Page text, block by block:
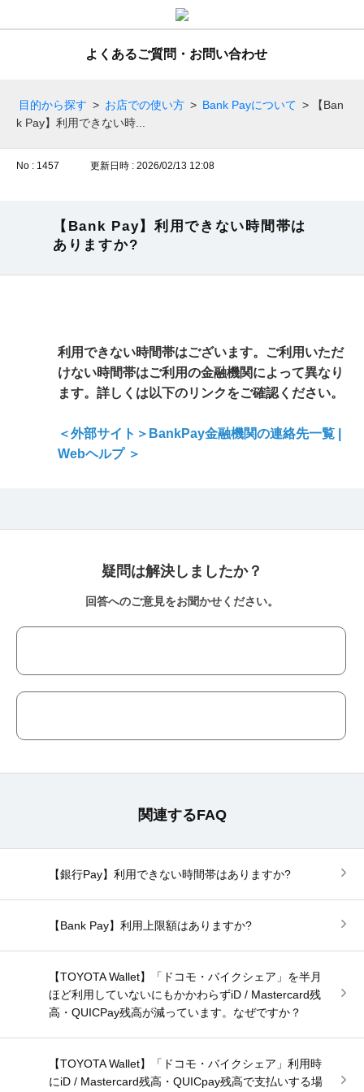
よくあるご質問・お問い合わせ
目的から探す > お店での使い方 > Bank Payについて >
【Ban
k Pay】利用できない時...
No : 1457 更新日時 : 2026/02/13 12:08
【Bank Pay】利用できない時間帯は
ありますか?
利用できない時間帯はございます。ご利用いただ
けない時間帯はご利用の金融機関によって異なり
ます。詳しくは以下のリンクをご確認ください。
＜外部サイト＞BankPay金融機関の連絡先一覧 |
Webヘルプ ＞
疑問は解決しましたか？
回答へのご意見をお聞かせください。
関連するFAQ
【銀行Pay】利用できない時間帯はありますか?
【Bank Pay】利用上限額はありますか?
【TOYOTA Wallet】「ドコモ・バイクシェア」を半月
ほど利用していないにもかかわらずiD / Mastercard残
高・QUICPay残高が減っています。なぜですか？
【TOYOTA Wallet】「ドコモ・バイクシェア」利用時
にiD / Mastercard残高・QUICpay残高で支払いする場